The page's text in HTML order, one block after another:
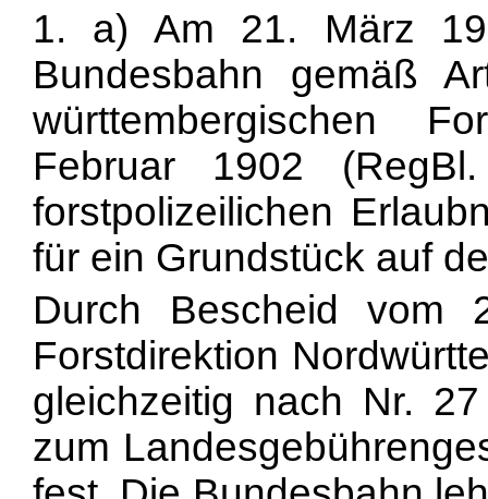
1. a) Am 21. März
Bundesbahn gemäß
württembergischen
Februar 1902
forstpolizeilichen
für ein Grundstück auf
Durch Bescheid vom
Forstdirektion
gleichzeitig nach Nr.
zum